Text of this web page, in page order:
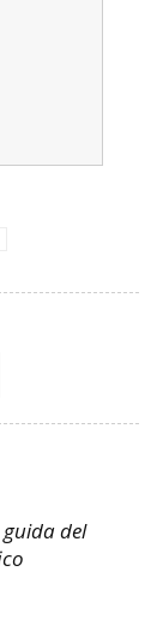
del